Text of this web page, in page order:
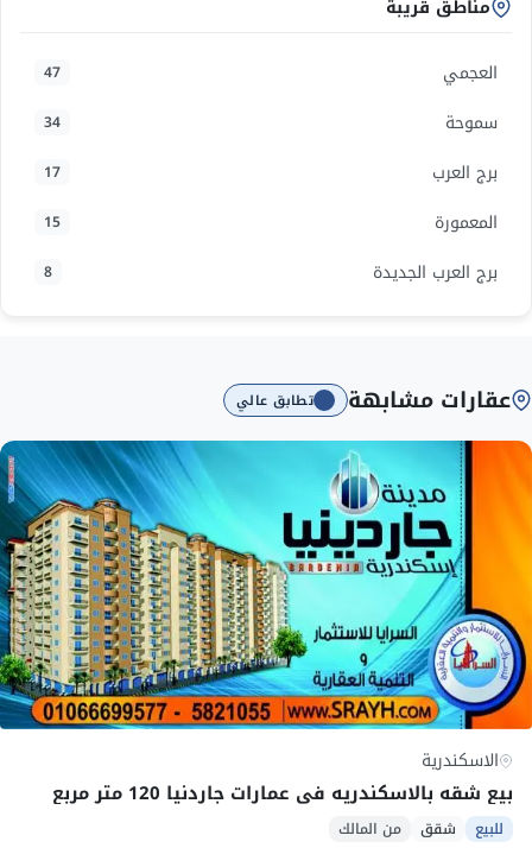
مناطق قريبة
العجمي 47
سموحة 34
برج العرب 17
المعمورة 15
برج العرب الجديدة 8
عقارات مشابهة تطابق عالي
الاسكندرية
بيع شقه بالاسكندريه في عمارات جاردنيا 120 متر مربع
للبيع شقق من المالك